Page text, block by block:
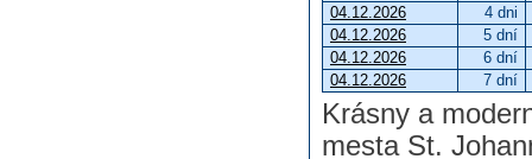
04.12.2026
4 dni
04.12.2026
5 dní
04.12.2026
6 dní
04.12.2026
7 dní
Krásny a
mesta St.